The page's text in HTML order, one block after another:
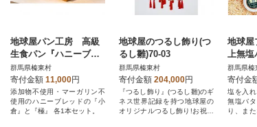
地球屋パン工房 高級
生食パン『ハニーブレ
ッド“極”』と『小倉ハ
ニーブレッド』各1本
計2本セット
群馬県榛東村
寄付金額 11,000円
添加物不使用・マーガリン不
使用のハニーブレッドの『小
倉』と『極』 各1本セット。
地球屋のつるし飾り(つ
るし雛)70-03
群馬県榛東村
寄付金額 204,000円
『つるし飾り』(つるし雛)のギ
ネス世界記録を持つ地球屋の
オリジナルつるし飾り!お祝い
地球
上無
ト
群馬県榛
寄付金
塩を入
無塩バ
り、ま